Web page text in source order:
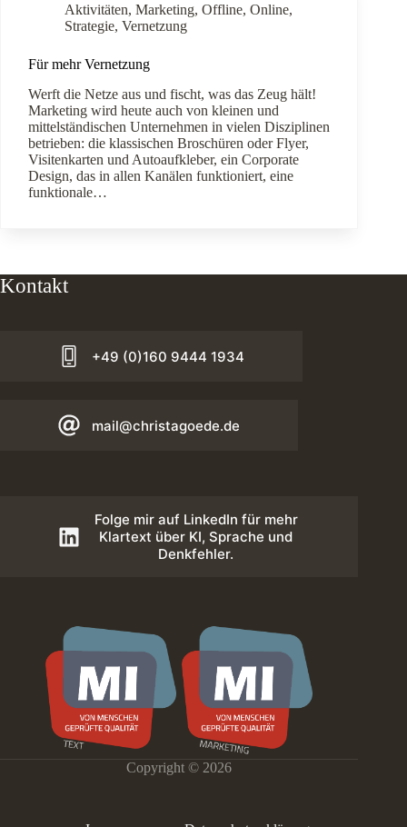
Aktivitäten, Marketing, Offline, Online,
Strategie, Vernetzung
Für mehr Vernetzung
Werft die Netze aus und fischt, was das Zeug hält!
Marketing wird heute auch von kleinen und
mittelständischen Unternehmen in vielen Disziplinen
betrieben: die klassischen Broschüren oder Flyer,
Visitenkarten und Autoaufkleber, ein Corporate
Design, das in allen Kanälen funktioniert, eine
funktionale…
Kontakt
+49 (0)160 9444 1934
mail@christagoede.de
Folge mir auf LinkedIn für mehr
Klartext über KI, Sprache und
Denkfehler.
Copyright © 2026